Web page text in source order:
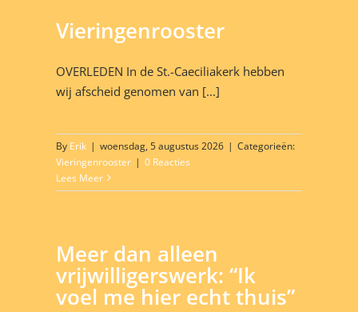
Vieringenrooster
OVERLEDEN In de St.-Caeciliakerk hebben
wij afscheid genomen van [...]
By Erik | woensdag, 5 augustus 2026 | Categorieën:
Vieringenrooster | 0 Reacties
Lees Meer
Meer dan alleen
vrijwilligerswerk: “Ik
voel me hier echt thuis”